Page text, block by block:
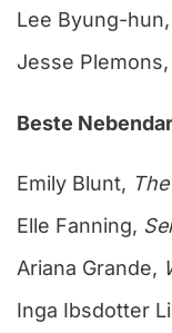
Lee Byung-hun,
Jesse Plemons,
Beste
Emily Blunt,
Elle Fanning,
Ariana Grande,
Inga Ibsdotter